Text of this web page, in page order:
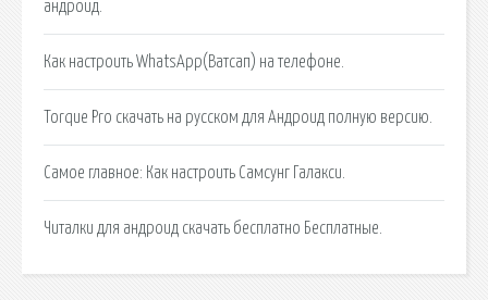
андроид.
Как настроить WhatsApp(Ватсап) на телефоне.
Torque Pro скачать на русском для Андроид полную версию.
Самое главное: Как настроить Самсунг Галакси.
Читалки для андроид скачать бесплатно Бесплатные.